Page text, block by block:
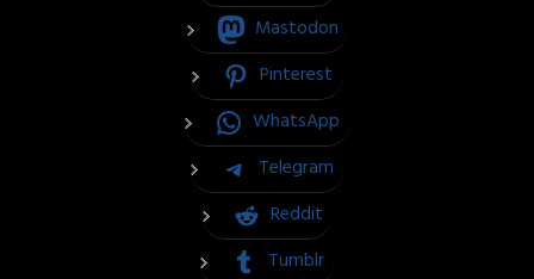
Mastodon
Pinterest
WhatsApp
Telegram
Reddit
Tumblr